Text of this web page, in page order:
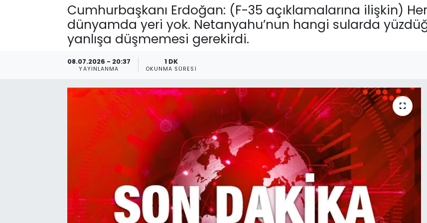
Cumhurbaşkanı Erdoğan: (F-35 açıklamalarına ilişkin)
dünyamda yeri yok. Netanyahu’nun hangi sularda
yanlışa düşmemesi gerekirdi.
08.07.2026 - 20:37
YAYINLANMA
1 DK
OKUNMA SÜRESI